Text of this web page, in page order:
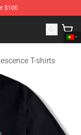
$100
Merchandise
T-shirts